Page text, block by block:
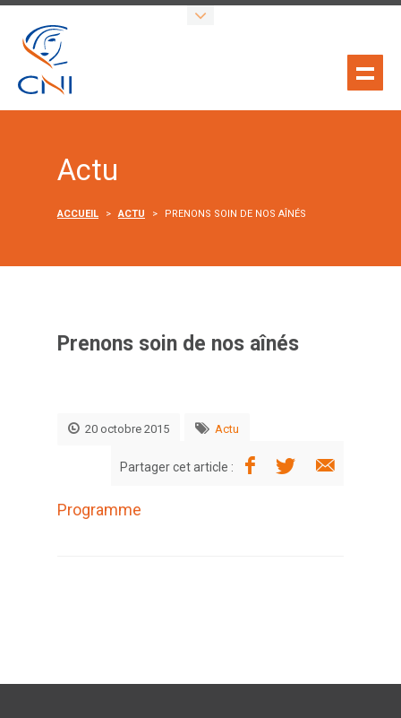
Actu
ACCUEIL > ACTU > PRENONS SOIN DE NOS AÎNÉS
Prenons soin de nos aînés
20 octobre 2015 Actu
Partager cet article :
Programme